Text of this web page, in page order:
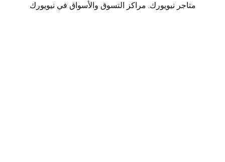
متاجر نيويورك. مراكز التسوق والأسواق في نيويورك